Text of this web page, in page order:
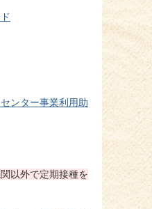
ンター事業利用助
以外で定期接種を